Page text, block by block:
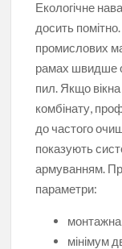
Екологічне
досить
промислових
рамах швидше
пил. Якщо
комбінату,
до частого
показують
армуванням.
параметри:
мінімум